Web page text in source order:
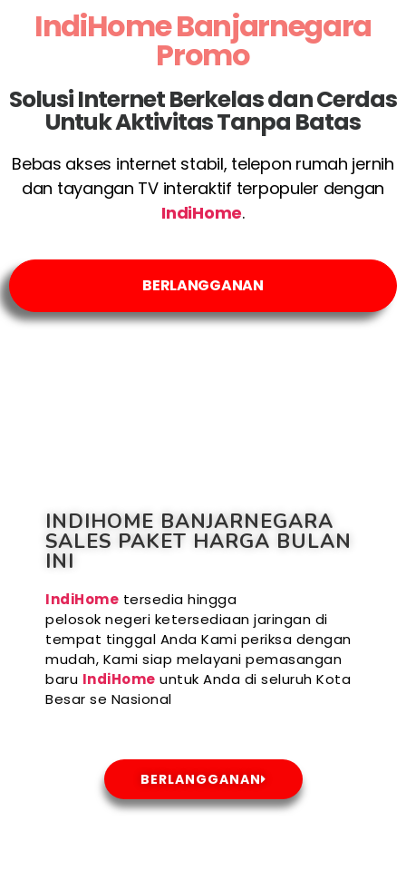
IndiHome Banjarnegara
Promo
Solusi Internet Berkelas dan Cerdas
Untuk Aktivitas Tanpa Batas
Bebas akses internet stabil, telepon rumah jernih
dan tayangan TV interaktif terpopuler dengan
IndiHome.
BERLANGGANAN
INDIHOME BANJARNEGARA
SALES PAKET HARGA BULAN
INI
IndiHome tersedia hingga
pelosok negeri ketersediaan jaringan di
tempat tinggal Anda Kami periksa dengan
mudah, Kami siap melayani pemasangan
baru IndiHome untuk Anda di seluruh Kota
Besar se Nasional
BERLANGGANAN